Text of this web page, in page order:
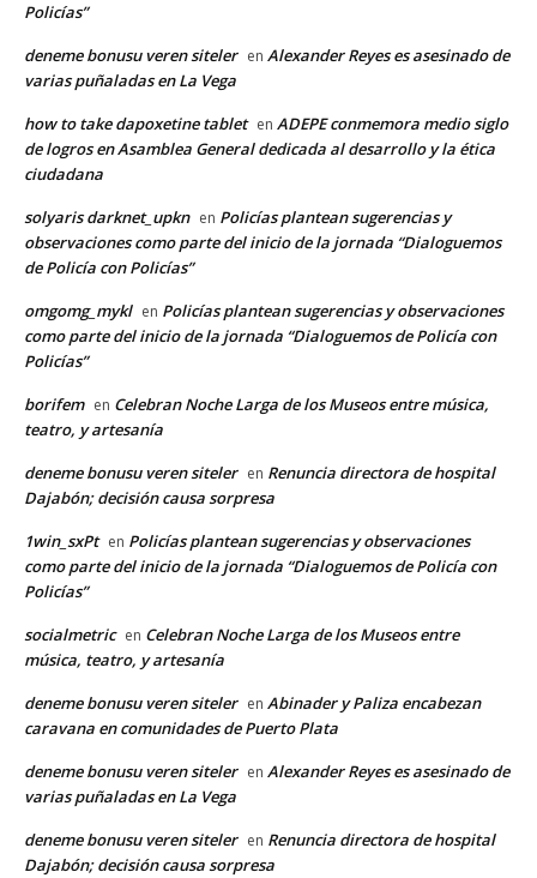
Policías”
deneme bonusu veren siteler en Alexander Reyes es asesinado de
varias puñaladas en La Vega
how to take dapoxetine tablet en ADEPE conmemora medio siglo
de logros en Asamblea General dedicada al desarrollo y la ética
ciudadana
solyaris darknet_upkn en Policías plantean sugerencias y
observaciones como parte del inicio de la jornada “Dialoguemos
de Policía con Policías”
omgomg_mykl en Policías plantean sugerencias y observaciones
como parte del inicio de la jornada “Dialoguemos de Policía con
Policías”
borifem en Celebran Noche Larga de los Museos entre música,
teatro, y artesanía
deneme bonusu veren siteler en Renuncia directora de hospital
Dajabón; decisión causa sorpresa
1win_sxPt en Policías plantean sugerencias y observaciones
como parte del inicio de la jornada “Dialoguemos de Policía con
Policías”
socialmetric en Celebran Noche Larga de los Museos entre
música, teatro, y artesanía
deneme bonusu veren siteler en Abinader y Paliza encabezan
caravana en comunidades de Puerto Plata
deneme bonusu veren siteler en Alexander Reyes es asesinado de
varias puñaladas en La Vega
deneme bonusu veren siteler en Renuncia directora de hospital
Dajabón; decisión causa sorpresa